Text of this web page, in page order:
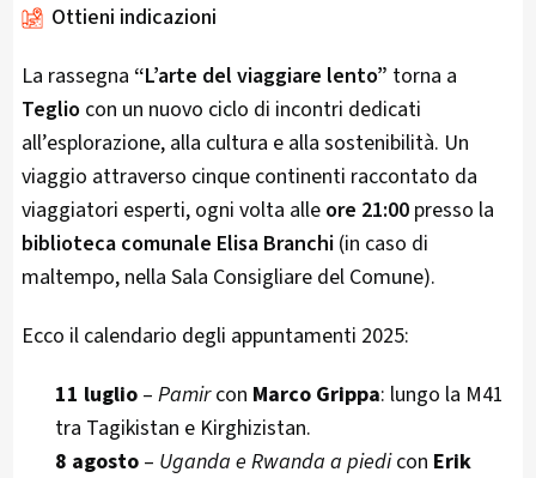
Ottieni indicazioni
La rassegna “L’arte del viaggiare lento” torna a
Teglio con un nuovo ciclo di incontri dedicati
all’esplorazione, alla cultura e alla sostenibilità. Un
viaggio attraverso cinque continenti raccontato da
viaggiatori esperti, ogni volta alle ore 21:00presso la
biblioteca comunale Elisa Branchi(in caso di
maltempo, nella Sala Consigliare del Comune).
Ecco il calendario degli appuntamenti 2025:
11 luglio– Pamircon Marco Grippa: lungo la M41
tra Tagikistan e Kirghizistan.
8 agosto– Uganda e Rwanda a piedicon Erik